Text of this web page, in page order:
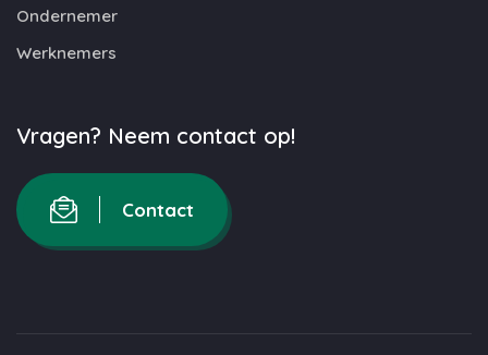
Ondernemer
Werknemers
Vragen? Neem contact op!
Contact